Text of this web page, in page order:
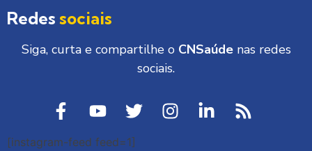
Redes sociais
Siga, curta e compartilhe o CNSaúdenas redes
sociais.
[instagram-feed feed=1]